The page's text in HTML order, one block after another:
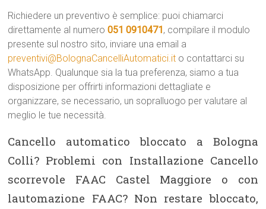
Richiedere un preventivo è semplice: puoi chiamarci
direttamente al numero051 0910471, compilare il modulo
presente sul nostro sito, inviare una email a
preventivi@BolognaCancelliAutomatici.it o contattarci su
WhatsApp. Qualunque sia la tua preferenza, siamo a tua
disposizione per offrirti informazioni dettagliate e
organizzare, se necessario, un sopralluogo per valutare al
meglio le tue necessità.
Cancello automatico bloccato a Bologna
Colli? Problemi con Installazione Cancello
scorrevole FAAC Castel Maggiore o con
lautomazione FAAC? Non restare bloccato,